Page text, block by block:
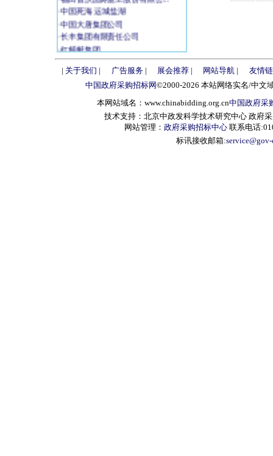
中国死海 运城盐湖
中国大唐集团公司
长丰集团有限责任公司
红蜻蜓集团
·上海美胜医疗仪器设备有限公...
上海图王科技有限公司
冀州市禹王水利机械有限责任...
广东南粤电气有限公司
宜兴市溢洋水工业有限公司
| 关于我们 | 广告服务| 展会推荐| 网站导航 |
友情
中国政府采购招标网©2000-2026 本站网络实名/中文
本网站域名：www.chinabidding.org.cn中国政府采
技术支持：北京中政发科学技术研究中心 政府
网站管理： 政府采购招标中心 联系电话
标讯接收邮箱: